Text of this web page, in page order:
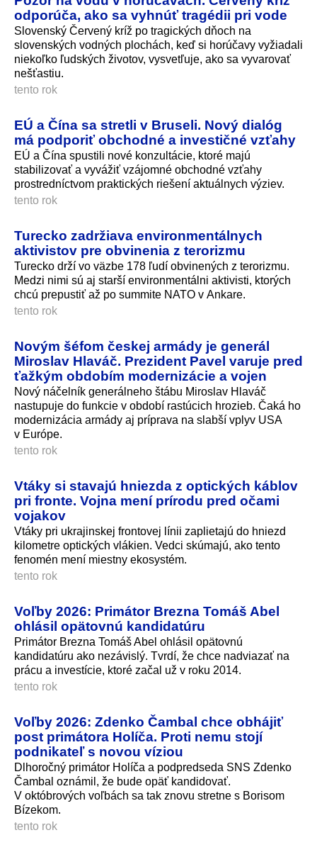
odporúča, ako sa vyhnúť tragédii pri vode
Slovenský Červený kríž po tragických dňoch na
slovenských vodných plochách, keď si horúčavy vyžiadali
niekoľko ľudských životov, vysvetľuje, ako sa vyvarovať
nešťastiu.
tento rok
EÚ a Čína sa stretli v Bruseli. Nový dialóg
má podporiť obchodné a investičné vzťahy
EÚ a Čína spustili nové konzultácie, ktoré majú
stabilizovať a vyvážiť vzájomné obchodné vzťahy
prostredníctvom praktických riešení aktuálnych výziev.
tento rok
Turecko zadržiava environmentálnych
aktivistov pre obvinenia z terorizmu
Turecko drží vo väzbe 178 ľudí obvinených z terorizmu.
Medzi nimi sú aj starší environmentálni aktivisti, ktorých
chcú prepustiť až po summite NATO v Ankare.
tento rok
Novým šéfom českej armády je generál
Miroslav Hlaváč. Prezident Pavel varuje pred
ťažkým obdobím modernizácie a vojen
Nový náčelník generálneho štábu Miroslav Hlaváč
nastupuje do funkcie v období rastúcich hrozieb. Čaká ho
modernizácia armády aj príprava na slabší vplyv USA
v Európe.
tento rok
Vtáky si stavajú hniezda z optických káblov
pri fronte. Vojna mení prírodu pred očami
vojakov
Vtáky pri ukrajinskej frontovej línii zaplietajú do hniezd
kilometre optických vlákien. Vedci skúmajú, ako tento
fenomén mení miestny ekosystém.
tento rok
Voľby 2026: Primátor Brezna Tomáš Abel
ohlásil opätovnú kandidatúru
Primátor Brezna Tomáš Abel ohlásil opätovnú
kandidatúru ako nezávislý. Tvrdí, že chce nadviazať na
prácu a investície, ktoré začal už v roku 2014.
tento rok
Voľby 2026: Zdenko Čambal chce obhájiť
post primátora Holíča. Proti nemu stojí
podnikateľ s novou víziou
Dlhoročný primátor Holíča a podpredseda SNS Zdenko
Čambal oznámil, že bude opäť kandidovať.
V októbrových voľbách sa tak znovu stretne s Borisom
Bízekom.
tento rok